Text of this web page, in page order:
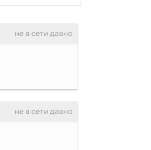
не в сети давно
не в сети давно